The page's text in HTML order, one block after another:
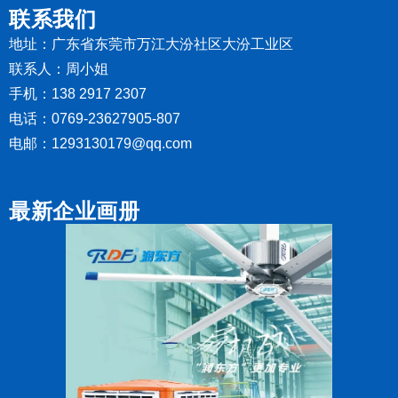
联系我们
地址：广东省东莞市万江大汾社区大汾工业区
联系人：周小姐
手机：138 2917 2307
电话：0769-23627905-807
电邮：1293130179@qq.com
最新企业画册